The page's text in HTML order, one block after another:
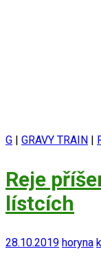
G | GRAVY TRAIN |
Reje
lístcích
28.10.2019 horyna